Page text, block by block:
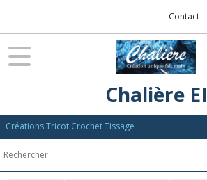
Contact
Chalière EI
Créations Tricot Crochet Tissage